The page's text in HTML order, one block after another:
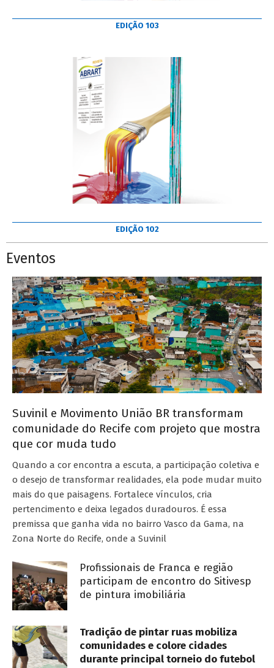
EDIÇÃO 103
EDIÇÃO 102
Eventos
Suvinil e Movimento União BR transformam
comunidade do Recife com projeto que mostra
que cor muda tudo
Quando a cor encontra a escuta, a participação coletiva e
o desejo de transformar realidades, ela pode mudar muito
mais do que paisagens. Fortalece vínculos, cria
pertencimento e deixa legados duradouros. É essa
premissa que ganha vida no bairro Vasco da Gama, na
Zona Norte do Recife, onde a Suvinil
Profissionais de Franca e região
participam de encontro do Sitivesp
de pintura imobiliária
Tradição de pintar ruas mobiliza
comunidades e colore cidades
durante principal torneio do futebol